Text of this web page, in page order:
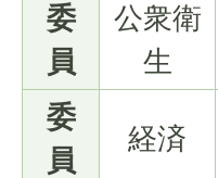
委
員
公衆衛
生
委
員
経済